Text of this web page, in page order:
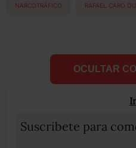
NARCOTRÁFICO RAFAEL CARO
OCULTAR
Suscribete para